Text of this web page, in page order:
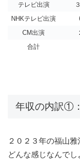
テレビ出演
NHKテレビ出演
CM出演
合計
年収の内訳①
２０２３年の福山
どんな感じなんでし